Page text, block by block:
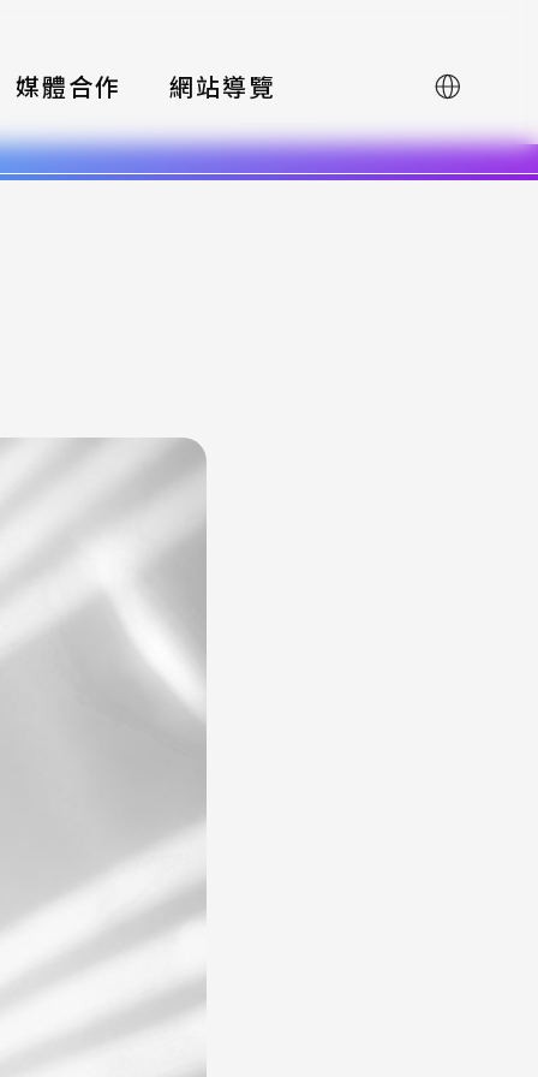
媒體合作 網站導覽 English